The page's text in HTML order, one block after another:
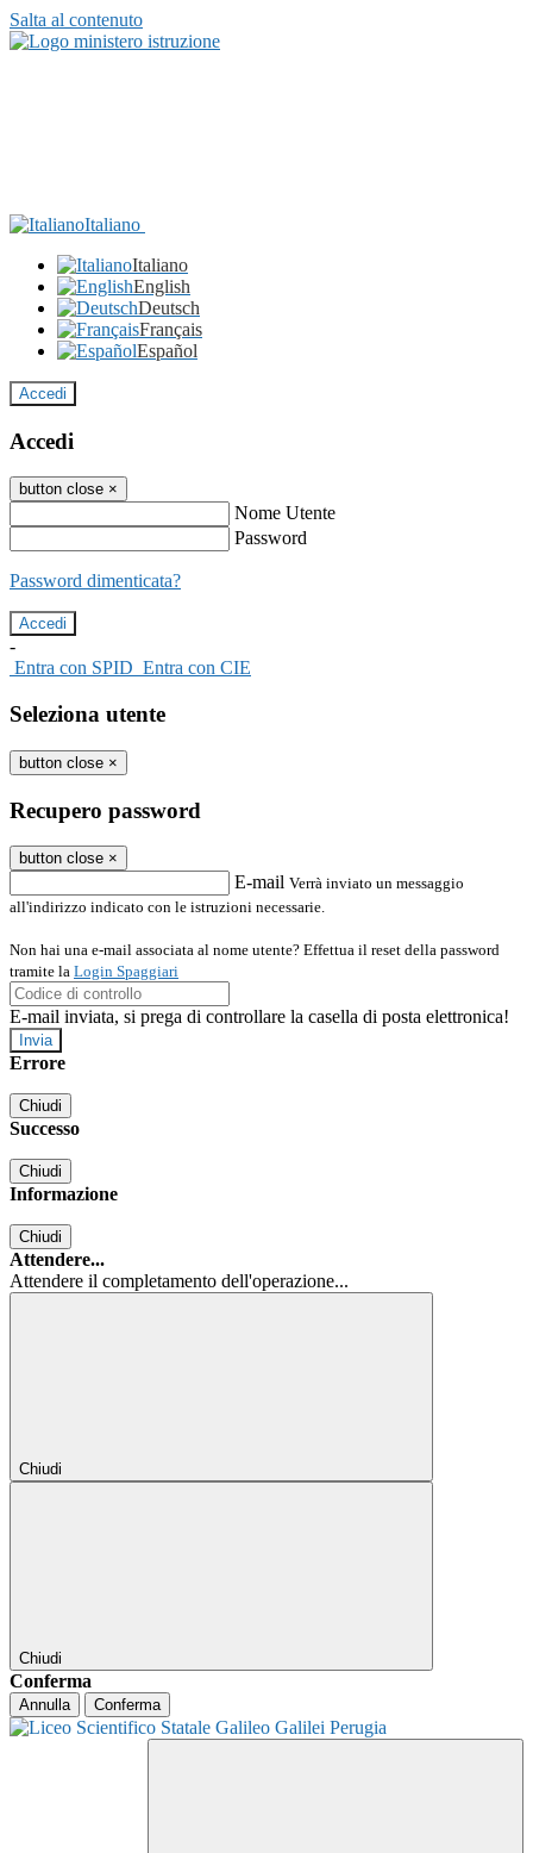
Salta al contenuto
Italiano
Italiano
English
Deutsch
Français
Español
Accedi
Accedi
button close ×
Nome Utente
Password
Password dimenticata?
-
Entra con SPID Entra con CIE
Seleziona utente
button close ×
Recupero password
button close ×
E-mail Verrà inviato un messaggio
all'indirizzo indicato con le istruzioni necessarie.
Non hai una e-mail associata al nome utente? Effettua il reset della password
tramite la Login Spaggiari
E-mail inviata, si prega di controllare la casella di posta elettronica!
Errore
Chiudi
Successo
Chiudi
Informazione
Chiudi
Attendere...
Attendere il completamento dell'operazione...
Chiudi
Chiudi
Conferma
Annulla Conferma